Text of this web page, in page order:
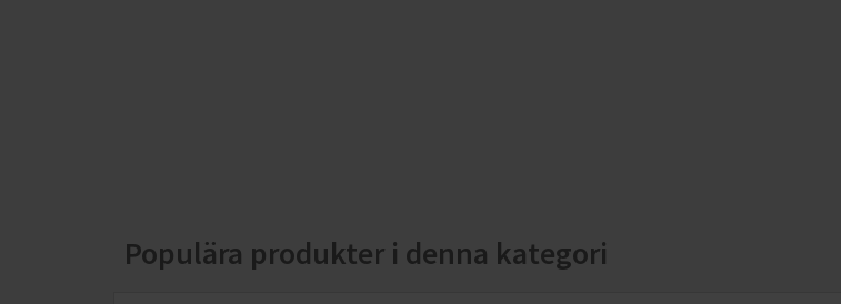
Populära produkter i denna kategori